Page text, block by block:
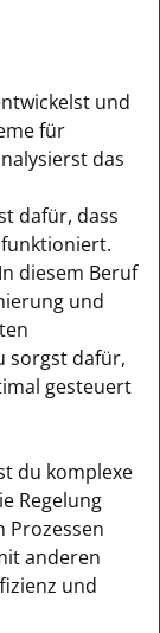
und
für
das
dafür, dass
In diesem Beruf
und
sorgst dafür,
gesteuert
du komplexe
Regelung
Prozessen
anderen
und